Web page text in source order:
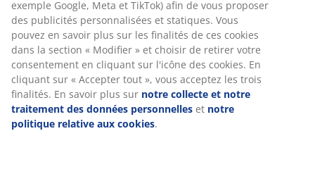
exemple Google, Meta et TikTok) afin de vous proposer
des publicités personnalisées et statiques. Vous
pouvez en savoir plus sur les finalités de ces cookies
dans la section « Modifier » et choisir de retirer votre
consentement en cliquant sur l'icône des cookies. En
cliquant sur « Accepter tout », vous acceptez les trois
finalités. En savoir plus sur notre collecte et notre
traitement des données personnelles et notre
politique relative aux cookies.